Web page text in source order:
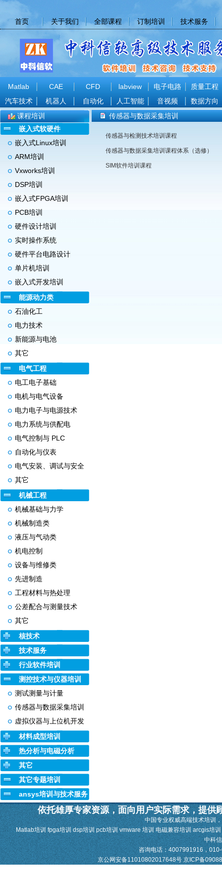
首页 关于我们 全部课程 订制培训 技术服务
Matlab CAE CFD labview 电子电路
质量工程
汽车技术
机器人 自动化 人工智能 音视频
数据方向
课程培训
嵌入式软硬件
嵌入式Linux培训
ARM培训
Vxworks培训
DSP培训
嵌入式FPGA培训
PCB培训
硬件设计培训
实时操作系统
硬件平台电路设计
单片机培训
嵌入式开发培训
能源动力类
石油化工
电力技术
新能源与电池
其它
电气工程
电工电子基础
电机与电气设备
电力电子与电源技术
电力系统与供配电
电气控制与 PLC
自动化与仪表
电气安装、调试与安全
其它
机械工程
机械基础与力学
机械制造类
液压与气动类
机电控制
设备与维修类
先进制造
工程材料与热处理
公差配合与测量技术
其它
核技术
技术服务
行业软件培训
测控技术与仪器培训
测试测量与计量
传感器与数据采集培训
虚拟仪器与上位机开发
材料成型培训
热分析与电磁分析
其它
其它专题培训
ansys培训与技术服务
传感器与数据采集培训
传感器与检测技术培训课程
传感器与数据采集培训课程体系（选修）
SIM软件培训课程
依托雄厚专家资源，面向用户实际需求，提供
中国专业权威高端技术培训
Matlab培训 fpga培训 dsp培训 pcb培训 vmware 培训 电磁兼容培训 arcgis培
中科
咨询电话：4007991916，
京公网安备11010802017648号京ICP备